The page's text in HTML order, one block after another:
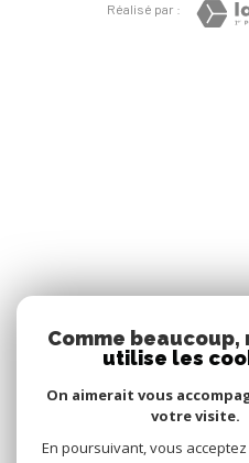
Réalisé par :
Comme beaucoup,
utilise les
On aimerait vous
votre visite.
En poursuivant, vous